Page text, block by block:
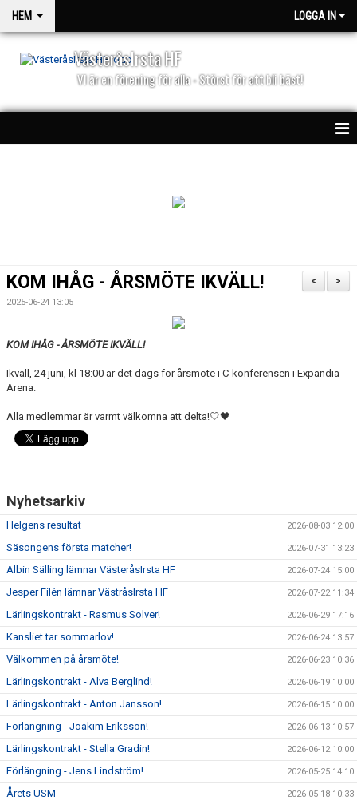
HEM LOGGA IN
VästeråsIrsta HF
VI är en förening för alla - Störst för att bli bäst!
MATCHER
>
<
KOM IHÅG - ÅRSMÖTE IKVÄLL!
2025-06-24 13:05
KOM IHÅG - ÅRSMÖTE IKVÄLL!
Ikväll, 24 juni, kl 18:00 är det dags för årsmöte i C-konferensen i Expandia
Arena.
Alla medlemmar är varmt välkomna att delta!🤍🖤
Nyhetsarkiv
Helgens resultat 2026-08-03 12:00
Säsongens första matcher! 2026-07-31 13:23
Albin Sälling lämnar VästeråsIrsta HF 2026-07-24 15:00
Jesper Filén lämnar VästråsIrsta HF 2026-07-22 11:34
Lärlingskontrakt - Rasmus Solver! 2026-06-29 17:16
Kansliet tar sommarlov! 2026-06-24 13:57
Välkommen på årsmöte! 2026-06-23 10:36
Lärlingskontrakt - Alva Berglind! 2026-06-19 10:00
Lärlingskontrakt - Anton Jansson! 2026-06-15 10:00
Förlängning - Joakim Eriksson! 2026-06-13 10:57
Lärlingskontrakt - Stella Gradin! 2026-06-12 10:00
Förlängning - Jens Lindström! 2026-05-25 14:10
Årets USM 2026-05-18 10:33